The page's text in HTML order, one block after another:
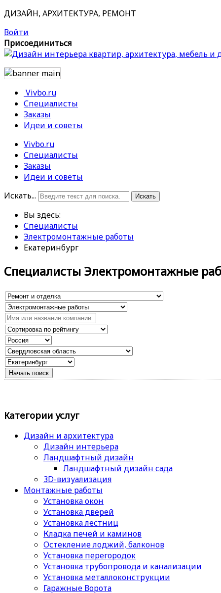
ДИЗАЙН, АРХИТЕКТУРА, РЕМОНТ
Войти
Присоединиться
Vivbo.ru
Специалисты
Заказы
Идеи и советы
Vivbo.ru
Специалисты
Заказы
Идеи и советы
Искать...
Искать
Вы здесь:
Специалисты
Электромонтажные работы
Екатеринбург
Специалисты Электромонтажные
Категории услуг
Дизайн и архитектура
Дизайн интерьера
Ландшафтный дизайн
Ландшафтный дизайн сада
3D-визуализация
Монтажные работы
Установка окон
Установка дверей
Установка лестниц
Кладка печей и каминов
Остекление лоджий, балконов
Установка перегородок
Установка трубопровода и канализации
Установка металлоконструкции
Гаражные Ворота